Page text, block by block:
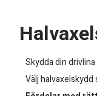
Skydda din
Välj